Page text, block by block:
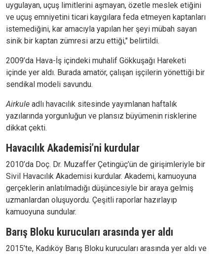
uygulayan, uçuş limitlerini aşmayan, özetle meslek etiğini
ve uçuş emniyetini ticari kaygılara feda etmeyen kaptanları
istemediğini, kar amacıyla yapılan her şeyi mübah sayan
sinik bir kaptan zümresi arzu ettiği," belirtildi.
2009’da Hava-İş içindeki muhalif Gökkuşağı Hareketi
içinde yer aldı. Burada amatör, çalışan işçilerin yönettiği bir
sendikal modeli savundu.
Airkule adlı havacılık sitesinde yayımlanan haftalık
yazılarında yorgunluğun ve plansız büyümenin risklerine
dikkat çekti.
Havacılık Akademisi’ni kurdular
2010’da Doç. Dr. Muzaffer Çetingüç’ün de girişimleriyle bir
Sivil Havacılık Akademisi kurdular. Akademi, kamuoyuna
gerçeklerin anlatılmadığı düşüncesiyle bir araya gelmiş
uzmanlardan oluşuyordu. Çeşitli raporlar hazırlayıp
kamuoyuna sundular.
Barış Bloku kurucuları arasında yer aldı
2015’te, Kadıköy Barış Bloku kurucuları arasında yer aldı ve